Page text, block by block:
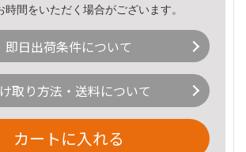
時間をいただく場合がございます。
即日出荷条件について
取り方法・送料について
カートに入れる